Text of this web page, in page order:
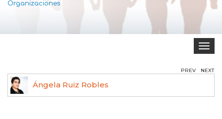
Organizaciones
Toggle
Ángela Ruiz Robles
PREV NEXT